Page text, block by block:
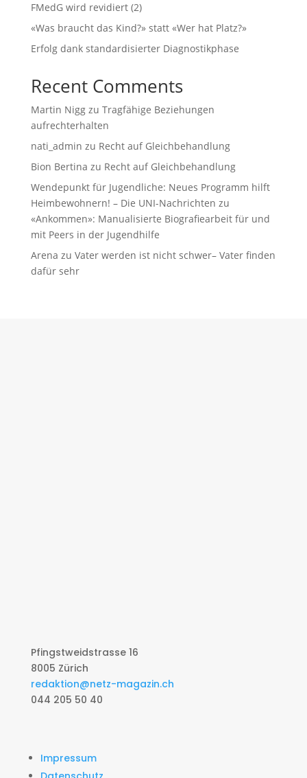
FMedG wird revidiert (2)
«Was braucht das Kind?» statt «Wer hat Platz?»
Erfolg dank standardisierter Diagnostikphase
Recent Comments
Martin Niggzu Tragfähige Beziehungen
aufrechterhalten
nati_admin zu Recht auf Gleichbehandlung
Bion Bertina zu Recht auf Gleichbehandlung
Wendepunkt für Jugendliche: Neues Programm hilft
Heimbewohnern! – Die UNI-Nachrichten zu
«Ankommen»: Manualisierte Biografiearbeit für und
mit Peers in der Jugendhilfe
Arena zu Vater werden ist nicht schwer– Vater finden
dafür sehr
Pfingstweidstrasse 16
8005 Zürich
redaktion@netz-magazin.ch
044 205 50 40
Impressum